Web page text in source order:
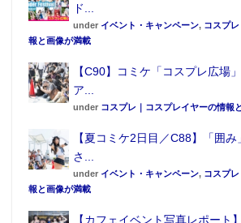
ド...
under イベント・キャンペーン, コスプ
報と画像が満載
【C90】コミケ「コスプレ広場
ア...
under コスプレ｜コスプレイヤーの情報
【夏コミケ2日目／C88】「囲
さ...
under イベント・キャンペーン, コスプ
報と画像が満載
【カフェイベント写真レポート